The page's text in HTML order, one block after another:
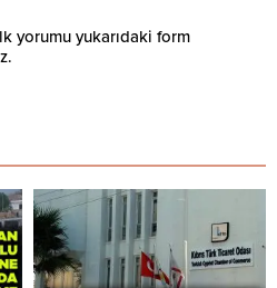
yorumu yukarıdaki form